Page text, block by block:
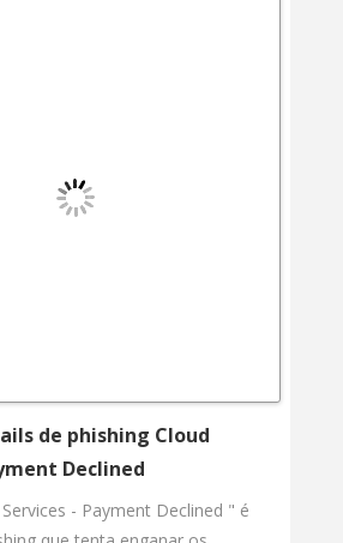
de phishing Cloud
Declined
- Payment Declined " é